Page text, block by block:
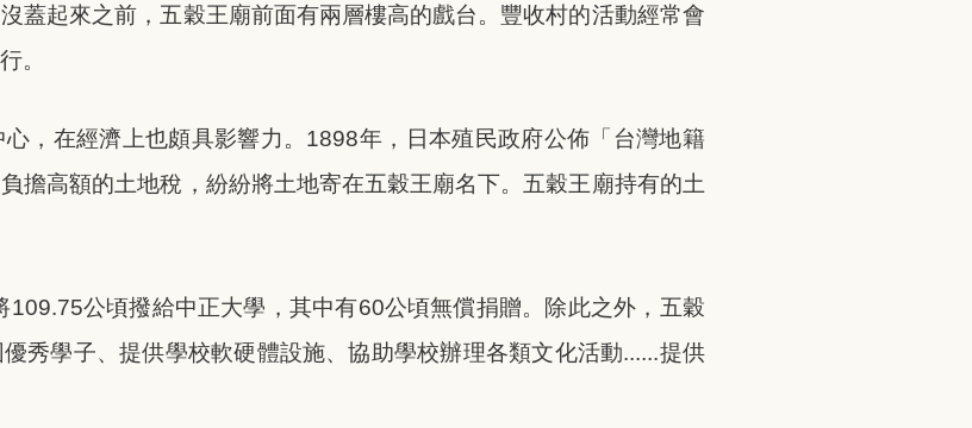
蓋起來之前，五穀王廟前面有兩層樓高的戲台。豐收村的活動經常會
。
，在經濟上也頗具影響力。1898年，日本殖民政府公佈「台灣地籍
擔高額的土地稅，紛紛將土地寄在五穀王廟名下。五穀王廟持有的土
公頃撥給中正大學，其中有60公頃無償捐贈。除此之外，五穀
秀學子、提供學校軟硬體設施、協助學校辦理各類文化活動......提供